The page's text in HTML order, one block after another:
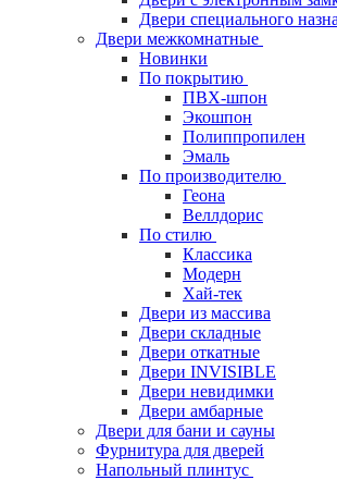
Двери специального
Двери межкомнатные
Новинки
По покрытию
ПВХ-шпон
Экошпон
Полиппропилен
Эмаль
По производителю
Геона
Веллдорис
По стилю
Классика
Модерн
Хай-тек
Двери из массива
Двери складные
Двери откатные
Двери INVISIBLE
Двери невидимки
Двери амбарные
Двери для бани и сауны
Фурнитура для дверей
Напольный плинтус